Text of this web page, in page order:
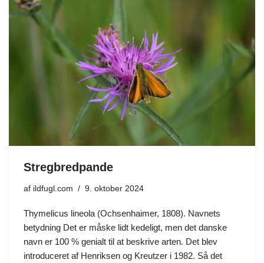
Stregbredpande
af ildfugl.com 9. oktober 2024
Thymelicus lineola (Ochsenhaimer, 1808). Navnets
betydning Det er måske lidt kedeligt, men det danske
navn er 100 % genialt til at beskrive arten. Det blev
introduceret af Henriksen og Kreutzer i 1982. Så det